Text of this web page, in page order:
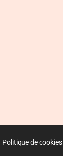
Politique de cookies